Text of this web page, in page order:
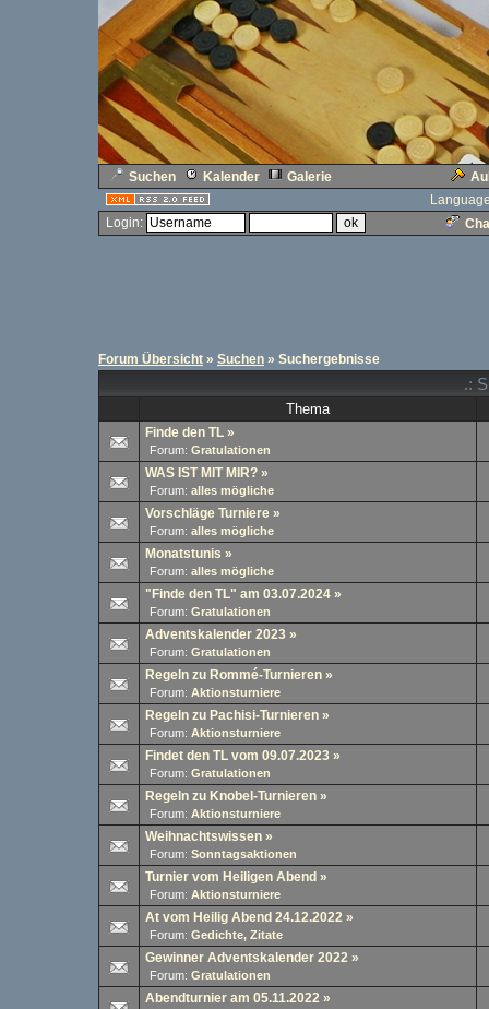
Suchen Kalender Galerie
Login:
Forum Übersicht » Suchen » Suchergebnisse
.:
Thema
Finde den TL »
Forum: Gratulationen
WAS IST MIT MIR? »
Forum: alles mögliche
Vorschläge Turniere »
Forum: alles mögliche
Monatstunis »
Forum: alles mögliche
"Finde den TL" am 03.07.2024 »
Forum: Gratulationen
Adventskalender 2023 »
Forum: Gratulationen
Regeln zu Rommé-Turnieren »
Forum: Aktionsturniere
Regeln zu Pachisi-Turnieren »
Forum: Aktionsturniere
Findet den TL vom 09.07.2023 »
Forum: Gratulationen
Regeln zu Knobel-Turnieren »
Forum: Aktionsturniere
Weihnachtswissen »
Forum: Sonntagsaktionen
Turnier vom Heiligen Abend »
Forum: Aktionsturniere
At vom Heilig Abend 24.12.2022 »
Forum: Gedichte, Zitate
Gewinner Adventskalender 2022 »
Forum: Gratulationen
Abendturnier am 05.11.2022 »